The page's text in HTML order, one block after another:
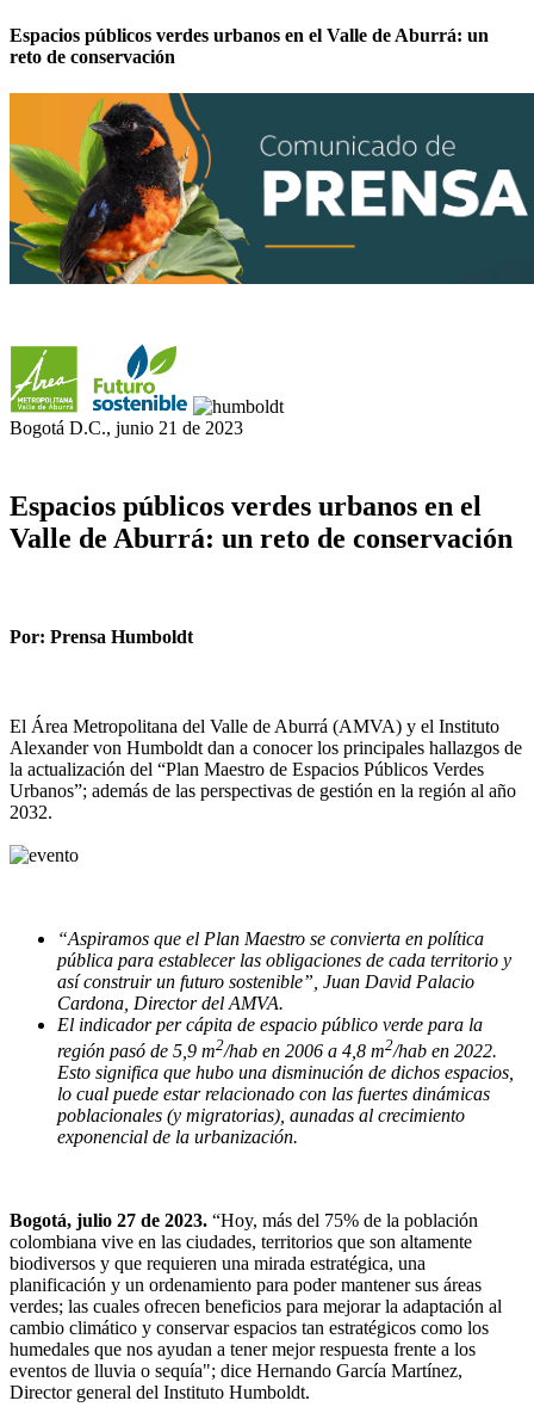
Espacios públicos verdes urbanos en el Valle de Aburrá: un
reto de conservación
Bogotá D.C., junio 21 de 2023
Espacios públicos verdes urbanos en el
Valle de Aburrá: un reto de conservación
Por: Prensa Humboldt
El Área Metropolitana del Valle de Aburrá (AMVA) y el Instituto
Alexander von Humboldt dan a conocer los principales hallazgos de
la actualización del “Plan Maestro de Espacios Públicos Verdes
Urbanos”; además de las perspectivas de gestión en la región al año
2032.
“Aspiramos que el Plan Maestro se convierta en política
pública para establecer las obligaciones de cada territorio y
así construir un futuro sostenible”, Juan David Palacio
Cardona, Director del AMVA.
El indicador per cápita de espacio público verde para la
región pasó de 5,9 m2/hab en 2006 a 4,8 m2/hab en 2022.
Esto significa que hubo una disminución de dichos espacios,
lo cual puede estar relacionado con las fuertes dinámicas
poblacionales (y migratorias), aunadas al crecimiento
exponencial de la urbanización.
Bogotá, julio 27 de 2023. “Hoy, más del 75% de la población
colombiana vive en las ciudades, territorios que son altamente
biodiversos y que requieren una mirada estratégica, una
planificación y un ordenamiento para poder mantener sus áreas
verdes; las cuales ofrecen beneficios para mejorar la adaptación al
cambio climático y conservar espacios tan estratégicos como los
humedales que nos ayudan a tener mejor respuesta frente a los
eventos de lluvia o sequía"; dice Hernando García Martínez,
Director general del Instituto Humboldt.